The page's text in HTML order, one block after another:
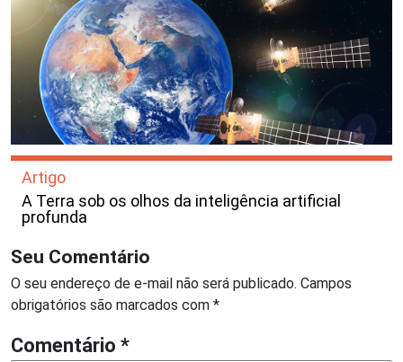
Artigo
A Terra sob os olhos da inteligência artificial
profunda
Seu Comentário
O seu endereço de e-mail não será publicado. Campos
obrigatórios são marcados com *
Comentário *